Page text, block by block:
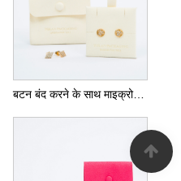
बटन बंद करने के साथ माइक्रोफाइबर ज्वेलरी पाउच